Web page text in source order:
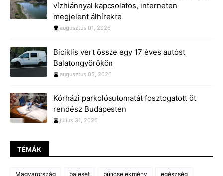
vízhiánnyal kapcsolatos, interneten
megjelent álhírekre
augusztus 01, 2026
Biciklis vert össze egy 17 éves autóst
Balatongyörökön
augusztus 05, 2026
Kórházi parkolóautomatát fosztogatott öt
rendész Budapesten
július 31, 2026
TÉMÁK
Magyarország baleset bűncselekmény egészség